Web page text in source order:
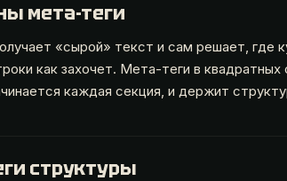
мета-теги
«сырой» текст и сам решает, где
как захочет. Мета-теги в квадратных
каждая секция, и держит
структуры